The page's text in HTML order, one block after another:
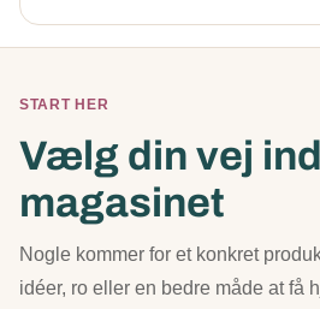
START HER
Vælg din vej
magasinet
Nogle kommer for et konkret
idéer, ro eller en bedre måde at få